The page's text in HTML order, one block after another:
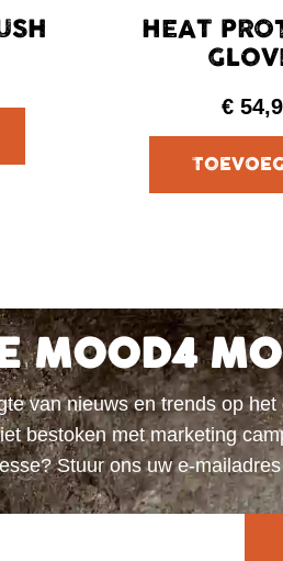
HEAT
€
MOOD4
van nieuws en trends op
bestoken met marketing
Stuur ons uw e-